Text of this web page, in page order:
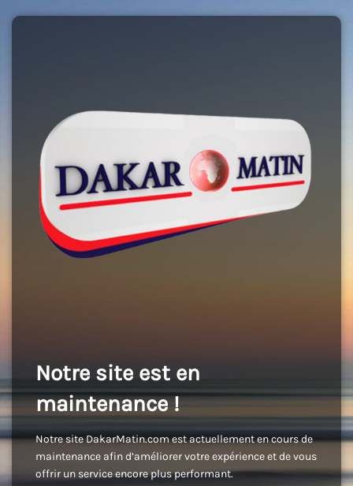
Notre site est en
maintenance !
Notre site DakarMatin.com est actuellement en cours de
maintenance afin d’améliorer votre expérience et de vous
offrir un service encore plus performant.